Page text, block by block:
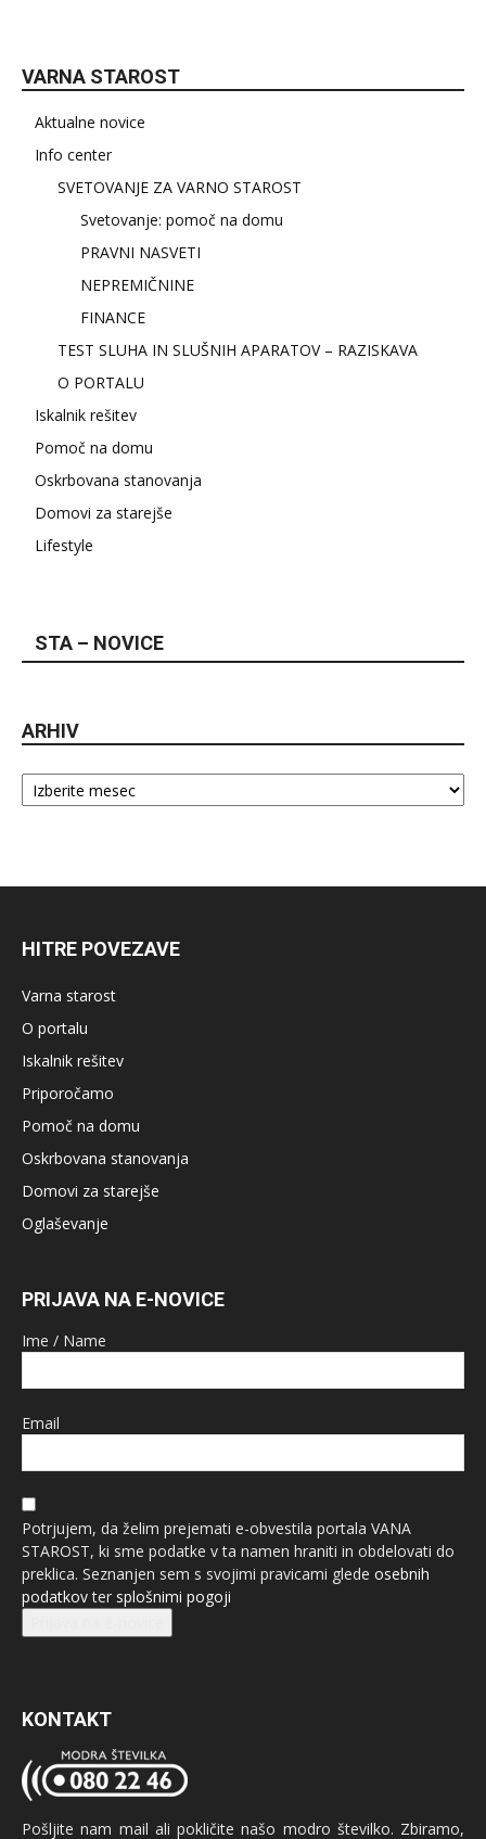
VARNA STAROST
Aktualne novice
Info center
SVETOVANJE ZA VARNO STAROST
Svetovanje: pomoč na domu
PRAVNI NASVETI
NEPREMIČNINE
FINANCE
TEST SLUHA IN SLUŠNIH APARATOV – RAZISKAVA
O PORTALU
Iskalnik rešitev
Pomoč na domu
Oskrbovana stanovanja
Domovi za starejše
Lifestyle
STA – NOVICE
ARHIV
Arhiv
HITRE POVEZAVE
Varna starost
O portalu
Iskalnik rešitev
Priporočamo
Pomoč na domu
Oskrbovana stanovanja
Domovi za starejše
Oglaševanje
PRIJAVA NA E-NOVICE
Ime / Name
Email
Potrjujem, da želim prejemati e-obvestila portala VANA
STAROST, ki sme podatke v ta namen hraniti in obdelovati do
preklica. Seznanjen sem s svojimi pravicami glede osebnih
podatkovter splošnimi pogoji
KONTAKT
Pošljite nam mail ali pokličite našo modro številko. Zbiramo,